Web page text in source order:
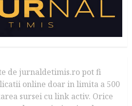
de jurnaldetimis.ro pot fi
online doar in limita a 500
sursei cu link activ. Orice